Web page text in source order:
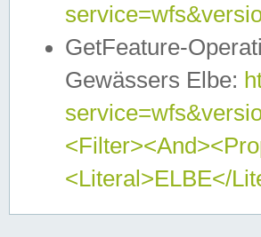
GetFeature-
Gewässers Elbe:
<Literal>ELBE</